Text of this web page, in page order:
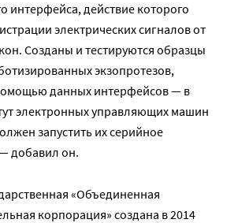
интерфейса, действие которого
электрических сигналов от
Созданы и тестируются образцы
экзопротезов,
данных интерфейсов — в
электронных управляющих машин
запустить их серийное
добавил он.
«Объединенная
корпорация» создана в 2014